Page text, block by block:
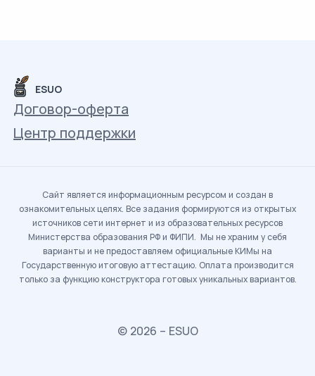
ESUO
Договор-оферта
Центр поддержки
Сайт является информационным ресурсом и создан в
ознакомительных целях. Все задания формируются из открытых
источников сети интернет и из образовательных ресурсов
Министерства образования РФ и ФИПИ. Мы не храним у себя
варианты и не предоставляем официальные КИМы на
Государственную итоговую аттестацию. Оплата производится
только за функцию конструктора готовых уникальных вариантов.
© 2026 – ESUO